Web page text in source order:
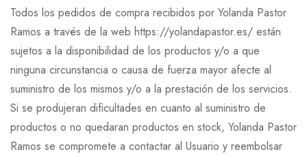
Todos los pedidos de compra recibidos por Yolanda Pastor
Ramos a través de la web https://yolandapastor.es/ están
sujetos a la disponibilidad de los productos y/o a que
ninguna circunstancia o causa de fuerza mayor afecte al
suministro de los mismos y/o a la prestación de los servicios.
Si se produjeran dificultades en cuanto al suministro de
productos o no quedaran productos en stock, Yolanda Pastor
Ramos se compromete a contactar al Usuario y reembolsar